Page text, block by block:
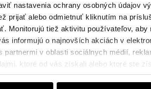
nastavenia ochrany osobných údajov
prijať alebo odmietnuť kliknutím na
Monitorujú tiež aktivitu používateľov,
informujú o najnovších akciách v
partnermi v oblasti sociálnych médií,
ktoré od vás získali alebo ktoré ste